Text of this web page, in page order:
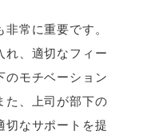
常に重要です。
れ、適切なフィー
のモチベーション
た、上司が部下の
切なサポートを提